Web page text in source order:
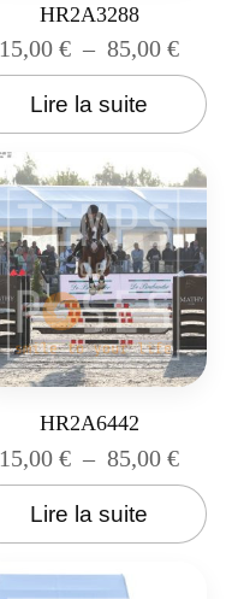
HR2A3288
15,00€ – 85,00€
Lire la suite
HR2A6442
15,00€ – 85,00€
Lire la suite